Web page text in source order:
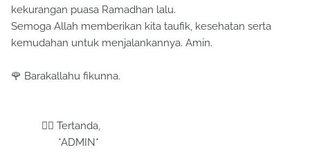
kekurangan puasa Ramadhan lalu.
Semoga Allah memberikan kita taufik, kesehatan serta
kemudahan untuk menjalankannya. Amin.
🌹 Barakallahu fikunna.
✍🏼 Tertanda,
*ADMIN*